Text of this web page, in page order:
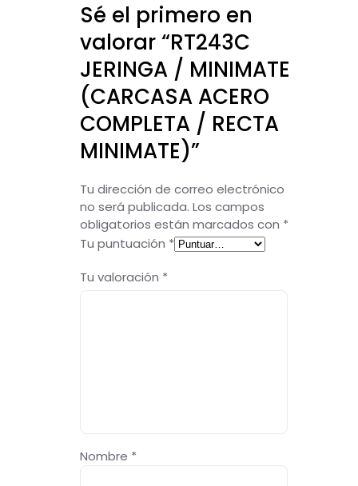
Sé el primero en
valorar “RT243C
JERINGA / MINIMATE
(CARCASA ACERO
COMPLETA / RECTA
MINIMATE)”
Tu dirección de correo electrónico
no será publicada. Los campos
obligatorios están marcados con *
Tu puntuación *
Tu valoración *
Nombre *